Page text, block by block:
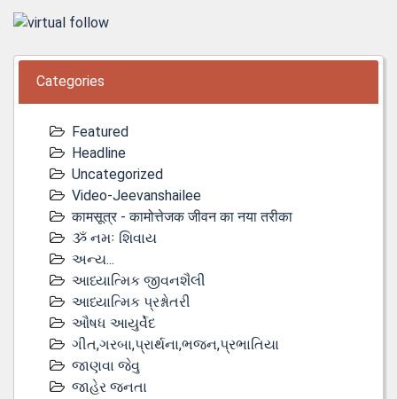
Categories
Featured
Headline
Uncategorized
Video-Jeevanshailee
कामसूत्र - कामोत्तेजक जीवन का नया तरीका
ૐ નમઃ શિવાય
અન્ય...
આધ્યાત્મિક જીવનશૈલી
આધ્યાત્મિક પ્રશ્નોતરી
ઔષધ આયુર્વેદ
ગીત,ગરબા,પ્રાર્થના,ભજન,પ્રભાતિયા
જાણવા જેવુ
જાહેર જનતા